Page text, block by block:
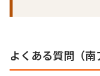
よくある質問（南